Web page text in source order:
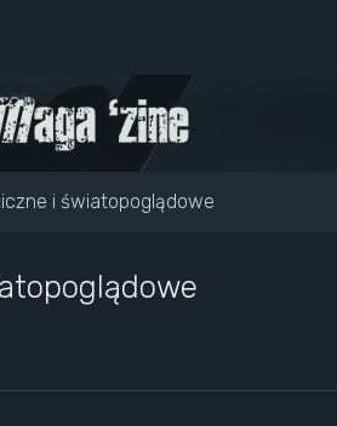
i światopoglądowe